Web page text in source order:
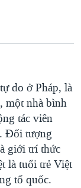
do ở Pháp, là
một nhà bình
tác viên
Ðối tượng
giới trí thức
là tuổi trẻ Việt
tổ quốc.